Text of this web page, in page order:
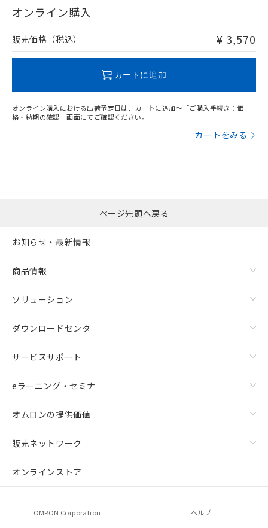
在庫等で未対応品が混在する可能性があります。
問い合わせください。
オンライン購入
販売価格（税込） ¥ 3,570
カートに追加
オンライン購入における出荷予定日は、カートに追加～「ご購入手続き：価
格・納期の確認」画面にてご確認ください。
カートをみる
ページ先頭へ戻る
お知らせ・最新情報
商品情報
ソリューション
ダウンロードセンタ
サービスサポート
eラーニング・セミナ
オムロンの提供価値
販売ネットワーク
オンラインストア
OMRON Corporation ヘルプ